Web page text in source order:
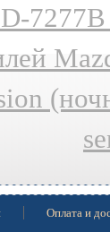
7277B
Оплата и